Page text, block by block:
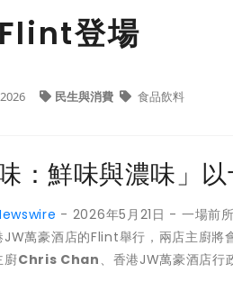
登場
民生與消費 食品飲料
：鮮味與濃味」
- 2026年5月21日 - 一場前
萬豪酒店的Flint舉行，兩店主廚
廚Chris Chan 、香港JW萬豪酒店行